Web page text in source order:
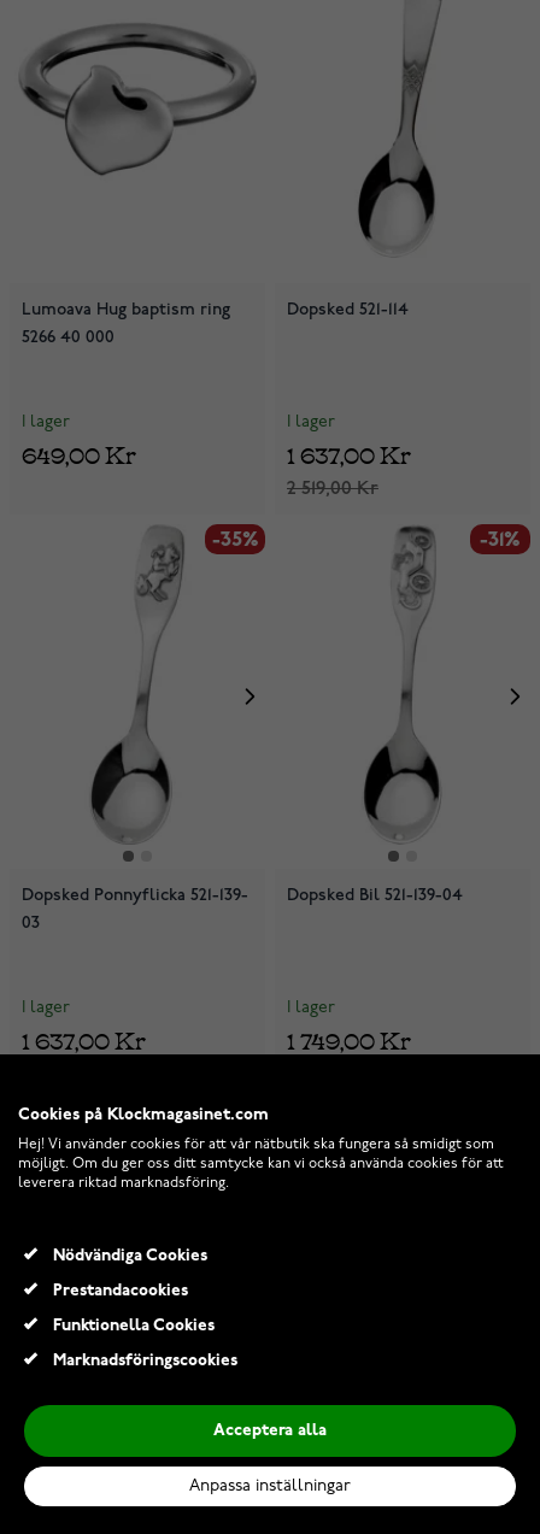
Lumoava Hug baptism ring
5266 40 000
I lager
649,00 Kr
Dopsked 521-114
I lager
2 519,00 Kr
1 637,00 Kr
-35%
Dopsked Ponnyflicka 521-139-
03
I lager
1 637,00 Kr
-31%
Dopsked Bil 521-139-04
I lager
1 749,00 Kr
-31%
Dopsked Ishockeyspelare
521-139-05
Dopsked Katt 521-139-07
Cookies på Klockmagasinet.com
Hej! Vi använder cookies för att vår nätbutik ska fungera så smidigt som
möjligt. Om du ger oss ditt samtycke kan vi också använda cookies för att
leverera riktad marknadsföring.
Nödvändiga Cookies
Prestandacookies
Funktionella Cookies
Marknadsföringscookies
Acceptera alla
Anpassa inställningar